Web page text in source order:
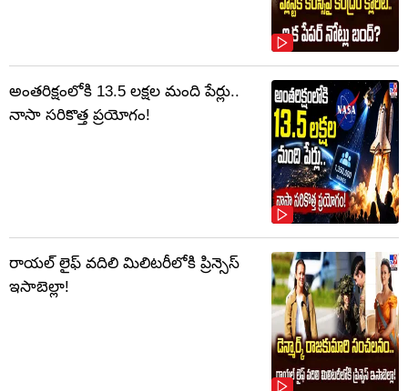
అంతరిక్షంలోకి 13.5 లక్షల మంది పేర్లు..
నాసా సరికొత్త ప్రయోగం!
రాయల్ లైఫ్ వదిలి మిలిటరీలోకి ప్రిన్సెస్
ఇసాబెల్లా!